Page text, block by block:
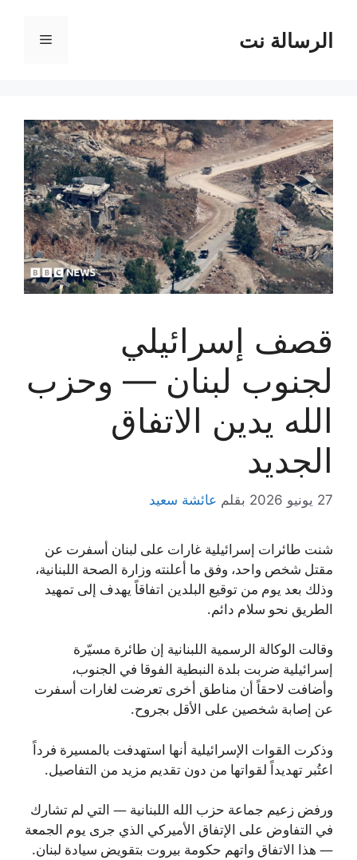
المحتوىالرسالة نت القائمة
قصف إسرائيلي
لجنوب لبنان — وحزب
الله يدين الاتفاق
الجديد
27 يونيو 2026 بقلم عائشة سعيد
شنت طائرات إسرائيلية غارات على لبنان أسفرت عن
مقتل شخص واحد، وفق ما أعلنته وزارة الصحة اللبنانية،
وذلك بعد يوم من توقيع البلدين اتفاقاً يهدف إلى تمهيد
الطريق نحو سلام دائم.
وقالت الوكالة الرسمية اللبنانية إن طائرة مسيّرة
إسرائيلية ضربت بلدة النبطية الفوقا في الجنوب،
وأضافت لاحقاً أن مناطق أخرى تعرضت لغارات أسفرت
عن إصابة شخصين على الأقل بجروح.
وذكرت القوات الإسرائيلية أنها استهدفت بالمسيرة فرداً
اعتُبر تهديداً لقواتها من دون تقديم مزيد من التفاصيل.
ورفض زعيم جماعة حزب الله اللبنانية — التي لم تشارك
في التفاوض على الإتفاق الأميركي الذي جرى يوم الجمعة
— هذا الاتفاق واتهم حكومة بيروت بتقويض سيادة لبنان.